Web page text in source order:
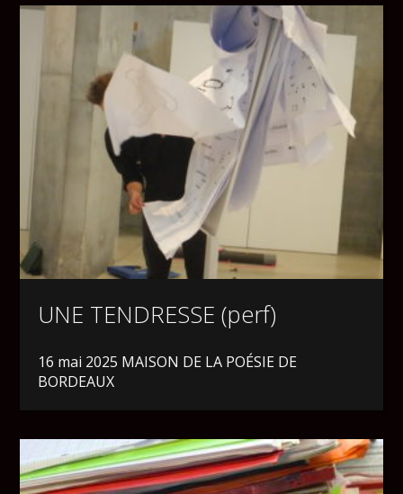
UNE TENDRESSE (perf)
16 mai 2025 MAISON DE LA POÉSIE DE
BORDEAUX